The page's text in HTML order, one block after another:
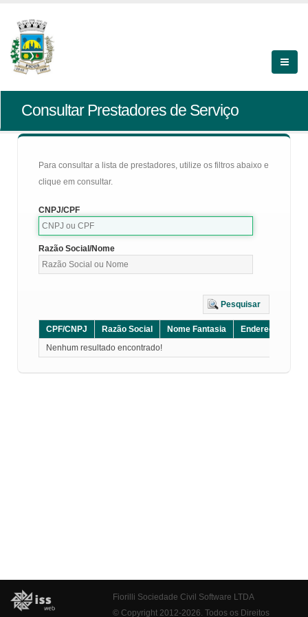
Consultar Prestadores de Serviço
Para consultar a lista de prestadores, utilize os filtros abaixo e
clique em consultar.
CNPJ/CPF
Razão Social/Nome
Pesquisar
CPF/CNPJ Razão Social Nome Fantasia Endereço
Nenhum resultado encontrado!
Fiorilli Sociedade Civil Software LTDA
© Copyright 2012-2026. Todos os Direitos